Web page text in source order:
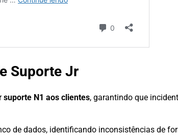
Suporte Jr
suporte N1 aos clientes, garantindo que
de dados, identificando inconsistências de